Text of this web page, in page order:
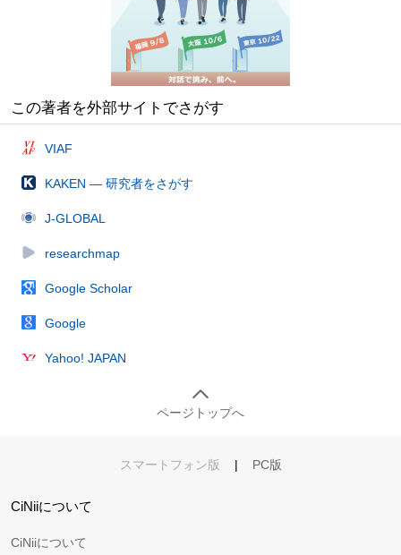
この著者を外部サイトでさがす
VIAF
KAKEN — 研究者をさがす
J-GLOBAL
researchmap
Google Scholar
Google
Yahoo! JAPAN
ページトップへ
スマートフォン版 | PC版
CiNiiについて
CiNiiについて